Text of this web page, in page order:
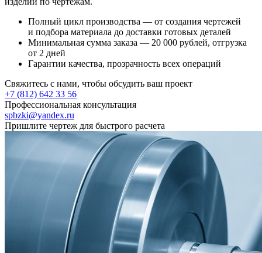
Полный цикл производства — от создания чертежей
и подбора материала до доставки готовых деталей
Минимальная сумма заказа — 20 000 рублей, отгрузка
от 2 дней
Гарантии качества, прозрачность всех операций
Свяжитесь с нами, чтобы обсудить ваш проект
+7 (812) 642 33 56
Профессиональная консультация
spbzki@yandex.ru
Пришлите чертеж для быстрого расчета